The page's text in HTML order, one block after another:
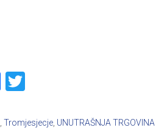
Facebook
Tromjesjecje UNUTRAŠNJA TRGOVINA